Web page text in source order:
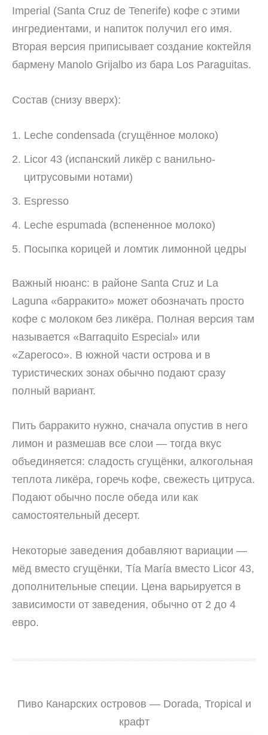
Imperial (Santa Cruz de Tenerife) кофе с этими
ингредиентами, и напиток получил его имя.
Вторая версия приписывает создание коктейля
бармену Manolo Grijalbo из бара Los Paraguitas.
Состав (снизу вверх):
Leche condensada (сгущённое молоко)
Licor 43 (испанский ликёр с ванильно-
цитрусовыми нотами)
Espresso
Leche espumada (вспененное молоко)
Посыпка корицей и ломтик лимонной цедры
Важный нюанс: в районе Santa Cruz и La
Laguna «барракито» может обозначать просто
кофе с молоком без ликёра. Полная версия там
называется «Barraquito Especial» или
«Zaperoco». В южной части острова и в
туристических зонах обычно подают сразу
полный вариант.
Пить барракито нужно, сначала опустив в него
лимон и размешав все слои — тогда вкус
объединяется: сладость сгущёнки, алкогольная
теплота ликёра, горечь кофе, свежесть цитруса.
Подают обычно после обеда или как
самостоятельный десерт.
Некоторые заведения добавляют вариации —
мёд вместо сгущёнки, Tía María вместо Licor 43,
дополнительные специи. Цена варьируется в
зависимости от заведения, обычно от 2 до 4
евро.
Пиво Канарских островов — Dorada, Tropical и
крафт